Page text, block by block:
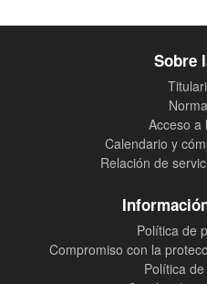
Sobre
Acceso a
Calendario y
Relación de
Política de
Compromiso con la
Política